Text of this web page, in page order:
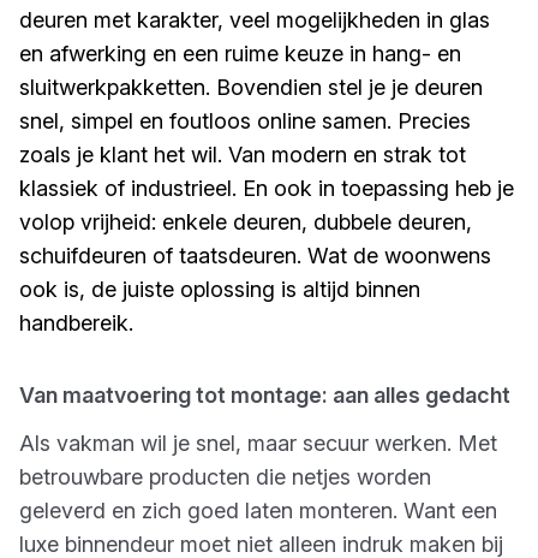
deuren met karakter, veel mogelijkheden in glas
en afwerking en een ruime keuze in hang- en
sluitwerkpakketten. Bovendien stel je je deuren
snel, simpel en foutloos online samen. Precies
zoals je klant het wil. Van modern en strak tot
klassiek of industrieel. En ook in toepassing heb je
volop vrijheid: enkele deuren, dubbele deuren,
schuifdeuren of taatsdeuren. Wat de woonwens
ook is, de juiste oplossing is altijd binnen
handbereik.
Van maatvoering tot montage: aan alles gedacht
Als vakman wil je snel, maar secuur werken. Met
betrouwbare producten die netjes worden
geleverd en zich goed laten monteren. Want een
luxe binnendeur moet niet alleen indruk maken bij